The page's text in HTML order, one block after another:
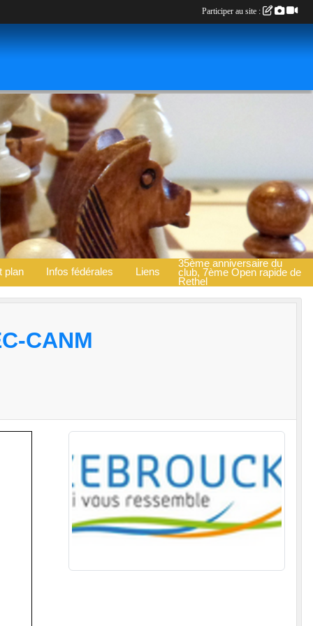
plan Infos fédérales Liens
35ème anniversaire du
club, 7ème Open rapide de
Rethel
CANM
Participer au site :